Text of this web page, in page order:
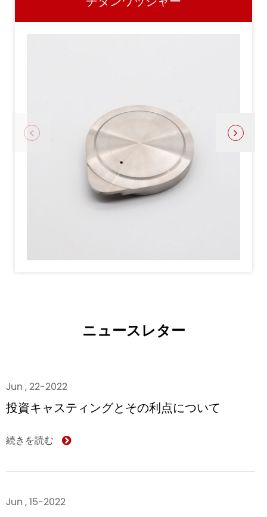
ニュースレター
Jun , 22-2022
投資キャスティングとその利点について
続きを読む
Jun , 15-2022